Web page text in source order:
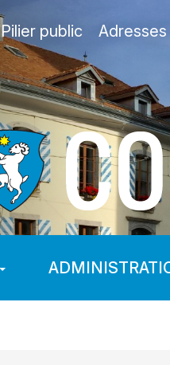
Pilier public Adresses